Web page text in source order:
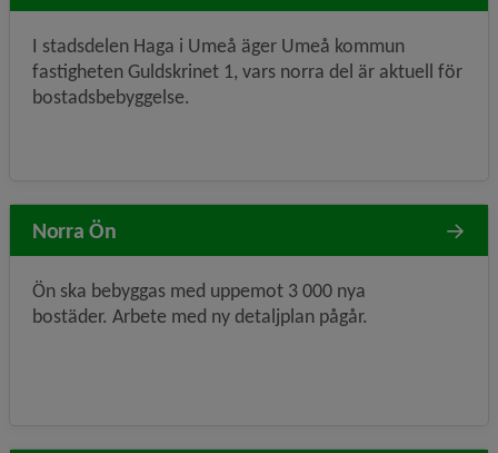
I stadsdelen Haga i Umeå äger Umeå kommun
fastigheten Guldskrinet 1, vars norra del är aktuell för
bostadsbebyggelse.
Norra Ön
Ön ska bebyggas med uppemot 3 000 nya
bostäder. Arbete med ny detaljplan pågår.